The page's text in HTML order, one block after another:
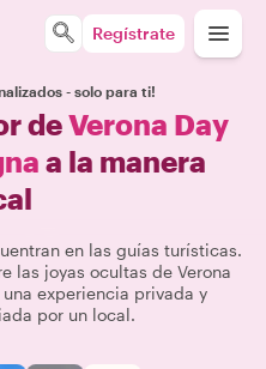
Regístrate
- solo para ti!
deVerona Day
a la manera
en las guías turísticas.
las joyas ocultas de Verona
experiencia privada y
por un local.